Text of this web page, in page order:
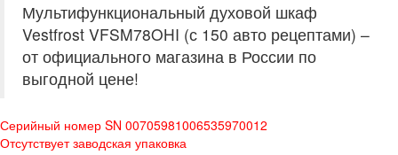
Мультифункциональный духовой шкаф
Vestfrost VFSM78OHI (с 150 авто рецептами) –
от официального магазина в России по
выгодной цене!
Серийный номер SN 00705981006535970012
Отсутствует заводская упаковка